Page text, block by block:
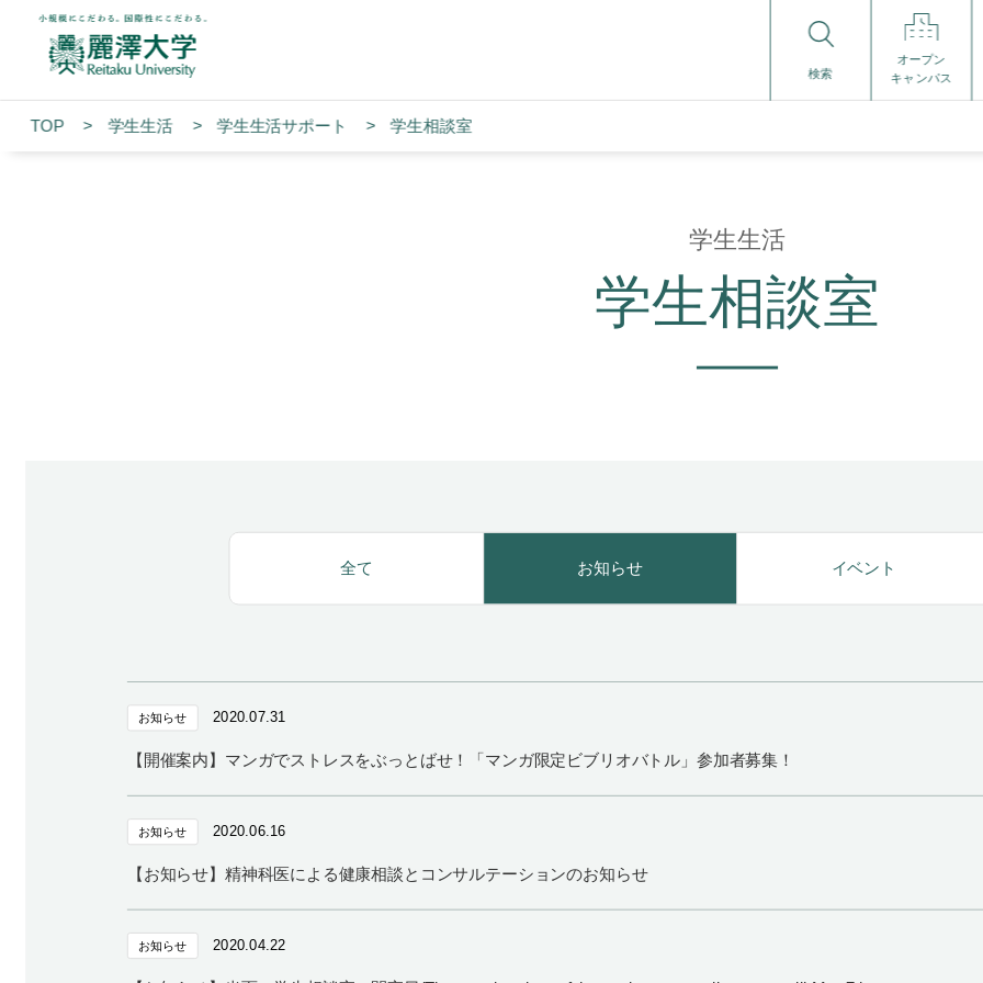
検索
オープン
キャンパス
TOP 学生生活 学⽣⽣活サポート 学生相談室
学生生活
学生相談室
全て お知らせ イベント
お知らせ 2020.07.31
【開催案内】マンガでストレスをぶっとばせ！「マンガ限定ビブリオバトル」参加者募集！
お知らせ 2020.06.16
【お知らせ】精神科医による健康相談とコンサルテーションのお知らせ
お知らせ 2020.04.22